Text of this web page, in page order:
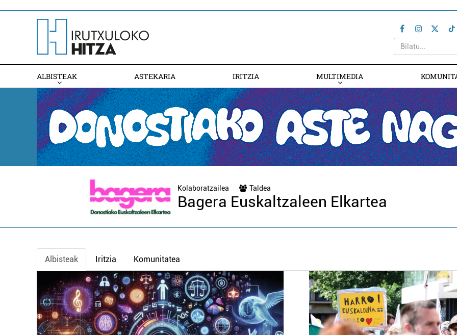
ALBISTEAK ASTEKARIA IRITZIA MULTIMEDIA
Kolaboratzailea Taldea
Bagera Euskaltzaleen Elkartea
Albisteak Iritzia Komunitatea